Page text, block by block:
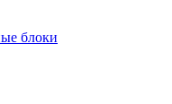
блоки